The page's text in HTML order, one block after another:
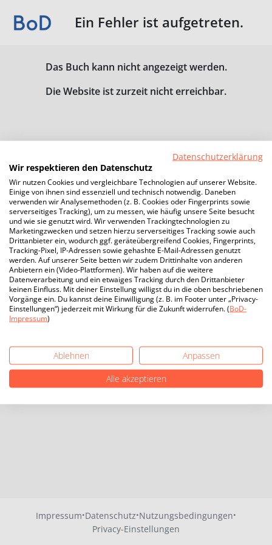
Ein Fehler ist aufgetreten.
Das Buch kann nicht angezeigt werden.
Die Website ist zurzeit nicht erreichbar.
Impressum·Datenschutz·Nutzungsbedingungen·
Privacy-Einstellungen
Datenschutzerklärung
Wir respektieren den Datenschutz
Wir nutzen Cookies und vergleichbare Technologien auf unserer Website.
Einige von ihnen sind essenziell und technisch notwendig. Daneben
verwenden wir Analysemethoden (z. B. Cookies oder Fingerprints sowie
serverseitiges Tracking), um zu messen, wie häufig unsere Seite besucht
und wie sie genutzt wird. Wir verwenden Trackingtechnologien zu
Marketingzwecken und setzen hierzu serverseitiges Tracking sowie auch
Drittanbieter ein, wodurch ggf. geräteübergreifend Cookies, Fingerprints,
Tracking-Pixel, IP-Adressen sowie gehashte E-Mail-Adressen genutzt
werden. Auf unserer Seite betten wir zudem Drittinhalte von anderen
Anbietern ein (Video-Plattformen). Wir haben auf die weitere
Datenverarbeitung und ein etwaiges Tracking durch den Drittanbieter
keinen Einfluss. Mit deiner Einstellung willigst du in die oben beschriebenen
Vorgänge ein. Du kannst deine Einwilligung (z. B. im Footer unter „Privacy-
Einstellungen“) jederzeit mit Wirkung für die Zukunft widerrufen. (BoD-
Impressum)
Ablehnen
Anpassen
Alle akzeptieren